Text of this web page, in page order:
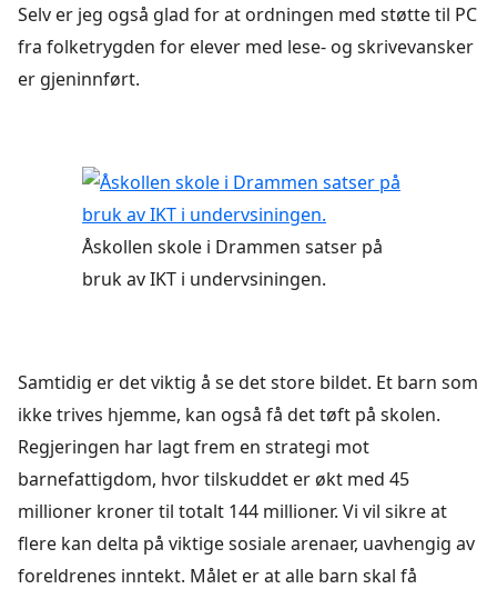
Selv er jeg også glad for at ordningen med støtte til PC
fra folketrygden for elever med lese- og skrivevansker
er gjeninnført.
Åskollen skole i Drammen satser på
bruk av IKT i undervsiningen.
Samtidig er det viktig å se det store bildet. Et barn som
ikke trives hjemme, kan også få det tøft på skolen.
Regjeringen har lagt frem en strategi mot
barnefattigdom, hvor tilskuddet er økt med 45
millioner kroner til totalt 144 millioner. Vi vil sikre at
flere kan delta på viktige sosiale arenaer, uavhengig av
foreldrenes inntekt. Målet er at alle barn skal få